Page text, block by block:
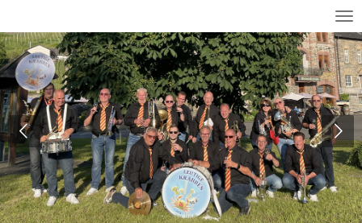
direct
naar
de
hoofdinhoud